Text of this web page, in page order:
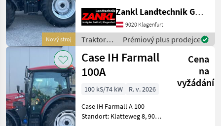
Nový stroj
Motor - Leistung: 65 PS - 2
Hecksteuergeräte mit
Standard
Hydraulikkupplungen -
Zankl Landtechnik GmbH
9020 Klagenfurt
Traktory /
Case IH
Prémiový plus prodejce
Case IH Farmall
100A
Cena
na
vyžádání
100 kS/74 kW
R. v. 2026
Case IH Farmall A 100
Standort: Klatteweg 8, 9020